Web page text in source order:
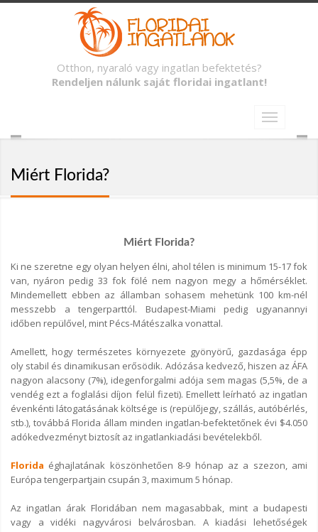
Otthon, nyaraló vagy ingatlan befektetés?
Rendeljen nálunk saját floridai ingatlant!
Miért Florida?
Miért Florida?
Ki ne szeretne egy olyan helyen élni, ahol télen is minimum 15-17 fok
van, nyáron pedig 33 fok fölé nem nagyon megy a hőmérséklet.
Mindemellett ebben az államban sohasem mehetünk 100 km-nél
messzebb a tengerparttól. Budapest-Miami pedig ugyanannyi
időben repülővel, mint Pécs-Mátészalka vonattal.
Amellett, hogy természetes környezete gyönyörű, gazdasága épp
oly stabil és dinamikusan erősödik. Adózása kedvező, hiszen az ÁFA
nagyon alacsony (7%), idegenforgalmi adója sem magas (5,5%, de a
vendég ezt a foglalási díjon felül fizeti). Emellett leírható az ingatlan
évenkénti látogatásának költsége is (repülőjegy, szállás, autóbérlés,
stb.), továbbá Florida állam minden ingatlan-befektetőnek évi $4.050
adókedvezményt biztosít az ingatlankiadási bevételekből.
Florida éghajlatának köszönhetően 8-9 hónap az a szezon, ami
Európa tengerpartjain csupán 3, maximum 5 hónap.
Az ingatlan árak Floridában nem magasabbak, mint a budapesti
vagy a vidéki nagyvárosi belvárosban. A kiadási lehetőségek